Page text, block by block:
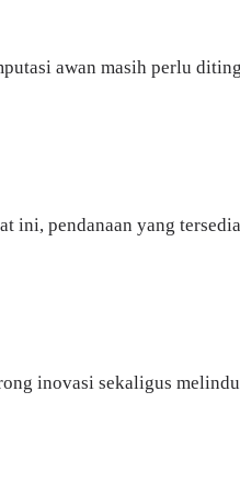
awan masih perlu
ini, pendanaan yang
inovasi sekaligus